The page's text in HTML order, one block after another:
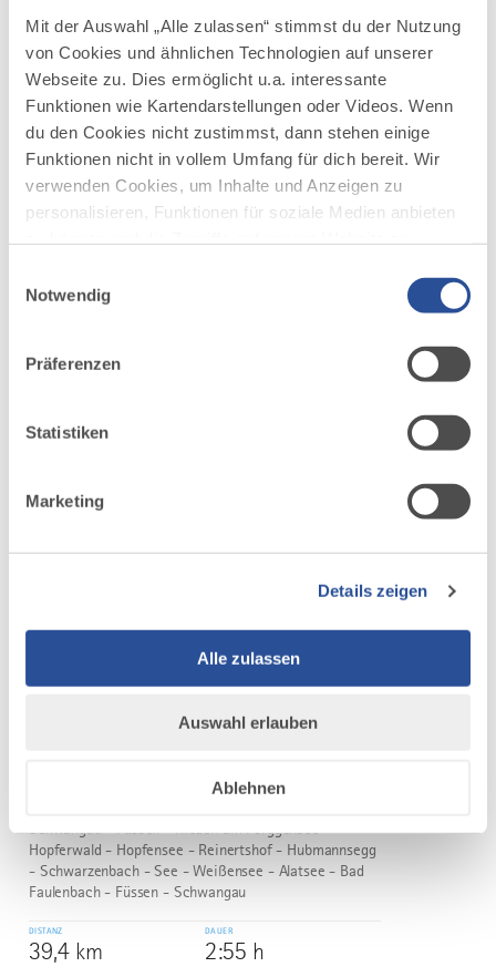
Mit der Auswahl „Alle zulassen“ stimmst du der Nutzung
von Cookies und ähnlichen Technologien auf unserer
Webseite zu. Dies ermöglicht u.a. interessante
Funktionen wie Kartendarstellungen oder Videos. Wenn
du den Cookies nicht zustimmst, dann stehen einige
Funktionen nicht in vollem Umfang für dich bereit. Wir
verwenden Cookies, um Inhalte und Anzeigen zu
personalisieren, Funktionen für soziale Medien anbieten
deiner Verwendung unserer Website an unsere Partner
möglicherweise mit weiteren Daten zusammen, die du
Nutzung der Dienste gesammelt haben.
Notwendig
Präferenzen
Statistiken
Marketing
Details zeigen
Alle zulassen
Auswahl erlauben
Ablehnen
RADTOUR
4
Von Memmingen ins Grüne
©
Gemütliche Radtour, bei der bereits kurz nach
Passieren der Stadtmauern die Fahrt ins Grüne
beginnt. Auf naturbelassenen Wegen geht es von
Memmingen fast bis Kronburg, wo die längste
DISTANZ
256 m
mehr
5
Alpentäler-Runde
©
österreichische Tannheimer Tal.
mittel
mehr
Kleine Allgäuer Seentour
Schwangau - Füssen - Rieden am Forggensee -
Hopferwald - Hopfensee - Reinertshof - Hubmannsegg
- Schwarzenbach - See - Weißensee - Alatsee - Bad
Faulenbach - Füssen - Schwangau
DISTANZ
39,4 km
DAUER
2:55 h